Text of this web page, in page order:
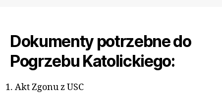
Dokumenty potrzebne do
Pogrzebu Katolickiego:
Akt Zgonu z USC